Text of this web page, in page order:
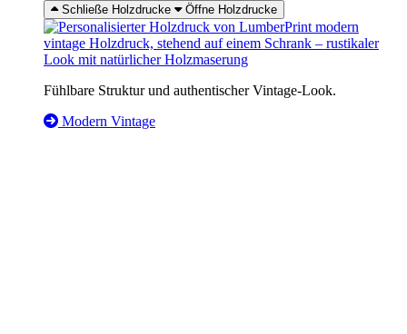
Schließe Holzdrucke Öffne Holzdrucke
Fühlbare Struktur und authentischer Vintage-Look.
Modern Vintage